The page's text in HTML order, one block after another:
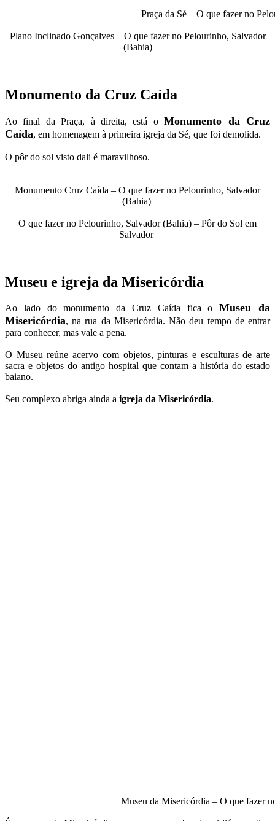
Praça da Sé – O que fazer no
Plano Inclinado Gonçalves – O que fazer no Pelourinho, Salvador
(Bahia)
Monumento da Cruz Caída
Ao final da Praça, à direita, está oMonumento da Cruz
Caída, em homenagem à primeira igreja da Sé, que foi demolida.
O pôr do sol visto dali é maravilhoso.
Monumento Cruz Caída – O que fazer no Pelourinho, Salvador
(Bahia)
O que fazer no Pelourinho, Salvador (Bahia) – Pôr do Sol em
Salvador
Museu e igreja da Misericórdia
Ao lado do monumento da Cruz Caída fica oMuseu da
Misericórdia, na rua da Misericórdia. Não deu tempo de entrar
para conhecer, mas vale a pena.
O Museu reúne acervo com objetos, pinturas e esculturas de arte
sacra e objetos do antigo hospital que contam a história do estado
baiano.
Seu complexo abriga ainda a igreja da Misericórdia.
Museu da Misericórdia – O que fazer